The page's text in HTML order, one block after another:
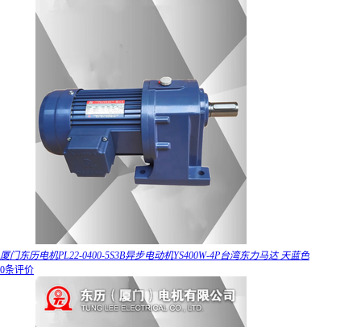
厦门东历电机PL22-0400-5S3B异步电动机YS400W-4P台湾东力马达 天蓝色
0条评价